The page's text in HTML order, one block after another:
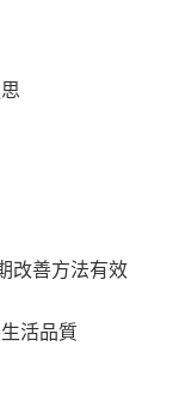
改善方法有效
活品質